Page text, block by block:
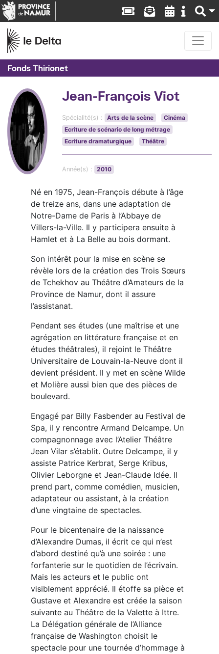
Fonds Thirionet
Jean-François Viot
Spécialité(s) : Arts de la scène
Cinéma
Ecriture de scénario de long métrage
Ecriture dramaturgique
Théâtre
Année(s) : 2010
Né en 1975, Jean-François débute à l’âge
de treize ans, dans une adaptation de
Notre-Dame de Paris à l’Abbaye de
Villers-la-Ville. Il y participera ensuite à
Hamlet et à La Belle au bois dormant.
Son intérêt pour la mise en scène se
révèle lors de la création des Trois Sœurs
de Tchekhov au Théâtre d’Amateurs de la
Province de Namur, dont il assure
l’assistanat.
Pendant ses études (une maîtrise et une
agrégation en littérature française et en
études théâtrales), il rejoint le Théâtre
Universitaire de Louvain-la-Neuve dont il
devient président. Il y met en scène Wilde
et Molière aussi bien que des pièces de
boulevard.
Engagé par Billy Fasbender au Festival de
Spa, il y rencontre Armand Delcampe. Un
compagnonnage avec l’Atelier Théâtre
Jean Vilar s’établit. Outre Delcampe, il y
assiste Patrice Kerbrat, Serge Kribus,
Olivier Leborgne et Jean-Claude Idée. Il
prend part, comme comédien, musicien,
adaptateur ou assistant, à la création
d’une vingtaine de spectacles.
Pour le bicentenaire de la naissance
d’Alexandre Dumas, il écrit ce qui n’est
d’abord destiné qu’à une soirée : une
forfanterie sur le quotidien de l’écrivain.
Mais les acteurs et le public ont
visiblement apprécié. Il étoffe sa pièce et
Gustave et Alexandre est créée la saison
suivante au Théâtre de la Valette à Ittre.
La Délégation générale de l’Alliance
française de Washington choisit le
spectacle pour une tournée d’hommage à